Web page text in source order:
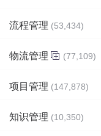
流程管理 (53,434)
物流管理 (77,109)
项目管理 (147,878)
知识管理 (10,350)